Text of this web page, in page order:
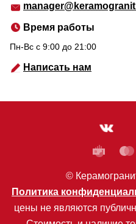
Время работы
Пн-Вс c 9:00 до 21:00
Написать нам
©
Политика
цены не являются